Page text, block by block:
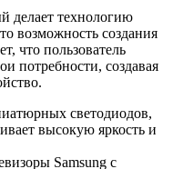
делает технологию
возможность создания
что пользователь
потребности, создавая
светодиодов,
высокую яркость и
Samsung с